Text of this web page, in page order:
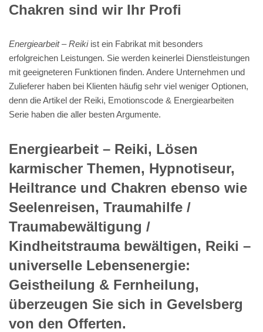
Chakren sind wir Ihr Profi
Energiearbeit – Reikiist ein Fabrikat mit besonders
erfolgreichen Leistungen. Sie werden keinerlei Dienstleistungen
mit geeigneteren Funktionen finden. Andere Unternehmen und
Zulieferer haben bei Klienten häufig sehr viel weniger Optionen,
denn die Artikel der Reiki, Emotionscode & Energiearbeiten
Serie haben die aller besten Argumente.
Energiearbeit – Reiki, Lösen
karmischer Themen, Hypnotiseur,
Heiltrance und Chakren ebenso wie
Seelenreisen, Traumahilfe /
Traumabewältigung /
Kindheitstrauma bewältigen, Reiki –
universelle Lebensenergie:
Geistheilung & Fernheilung,
überzeugen Sie sich in Gevelsberg
von den Offerten.